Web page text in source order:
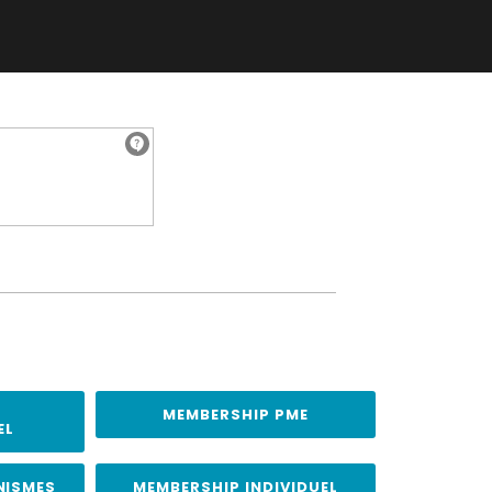
MEMBERSHIP PME
MEMBERSHIP INDIVIDUEL